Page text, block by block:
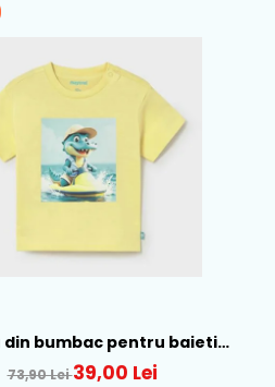
din bumbac pentru baieti
Galben - 1015-22
73,90 Lei39,00 Lei